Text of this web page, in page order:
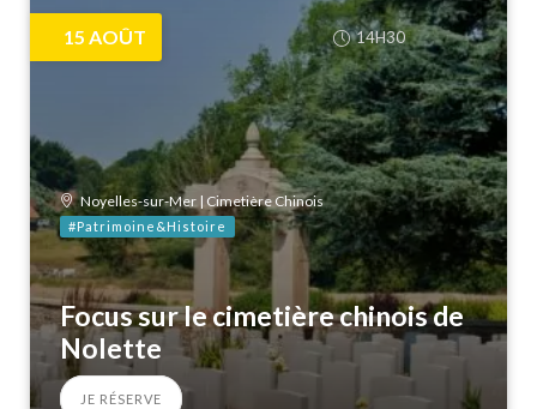
15 AOÛT 14H30
Noyelles-sur-Mer | Cimetière Chinois
#Patrimoine&Histoire
Focus sur le cimetière chinois de
Nolette
JE RÉSERVE